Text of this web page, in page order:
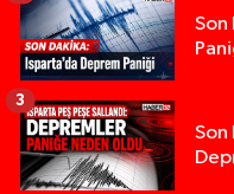
Son
Son
3